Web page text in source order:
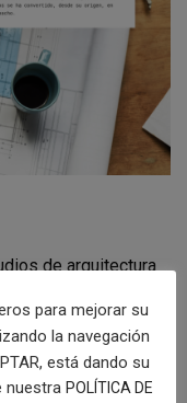
de arquitectura
tráfico frío, es decir
web sin
y aparece
para mejorar su
la navegación
está dando su
nuestra POLÍTICA DE